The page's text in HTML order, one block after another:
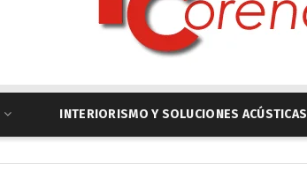
INTERIORISMO Y SOLUCIONES ACÚSTICAS